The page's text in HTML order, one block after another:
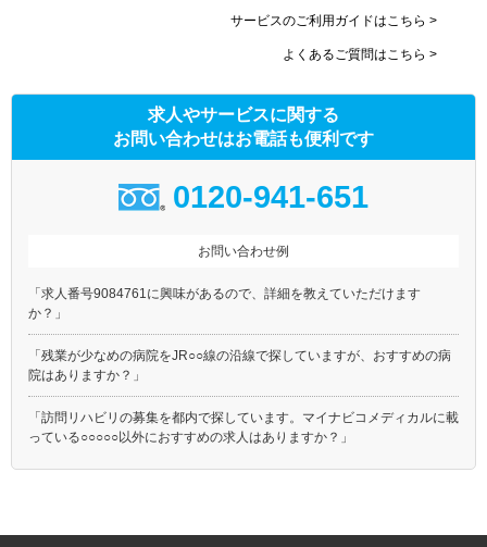
サービスのご利用ガイドはこちら >
よくあるご質問はこちら >
求人やサービスに関する
お問い合わせはお電話も便利です
0120-941-651
お問い合わせ例
「求人番号9084761に興味があるので、詳細を教えていただけます
か？」
「残業が少なめの病院をJR○○線の沿線で探していますが、おすすめの病
院はありますか？」
「訪問リハビリの募集を都内で探しています。マイナビコメディカルに載
っている○○○○○以外におすすめの求人はありますか？」